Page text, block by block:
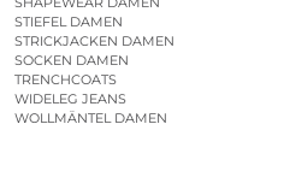
STIEFEL DAMEN
STRICKJACKEN DAMEN
SOCKEN DAMEN
TRENCHCOATS
WIDELEG JEANS
WOLLMÄNTEL DAMEN